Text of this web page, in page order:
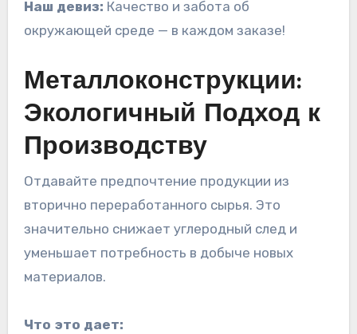
Наш девиз: Качество и забота об
окружающей среде — в каждом заказе!
Металлоконструкции:
Экологичный Подход к
Производству
Отдавайте предпочтение продукции из
вторично переработанного сырья. Это
значительно снижает углеродный след и
уменьшает потребность в добыче новых
материалов.
Что это дает: